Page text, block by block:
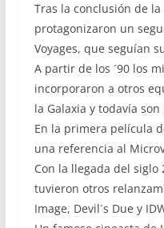
Tras la conclusión de
protagonizaron un
Voyages, que seguían
A partir de los ´90 los
incorporaron a otros
la Galaxia y todavía
En la primera película
una referencia al
Con la llegada del siglo
tuvieron otros
Image, Devil´s Due y